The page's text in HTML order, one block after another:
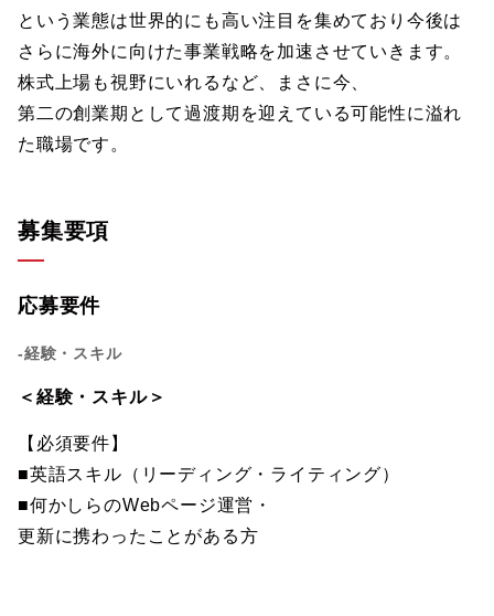
という業態は世界的にも高い注目を集めており今後は
さらに海外に向けた事業戦略を加速させていきます。
株式上場も視野にいれるなど、まさに今、
第二の創業期として過渡期を迎えている可能性に溢れ
た職場です。
募集要項
応募要件
-経験・スキル
＜経験・スキル＞
【必須要件】
■英語スキル（リーディング・ライティング）
■何かしらのWebページ運営・
更新に携わったことがある方